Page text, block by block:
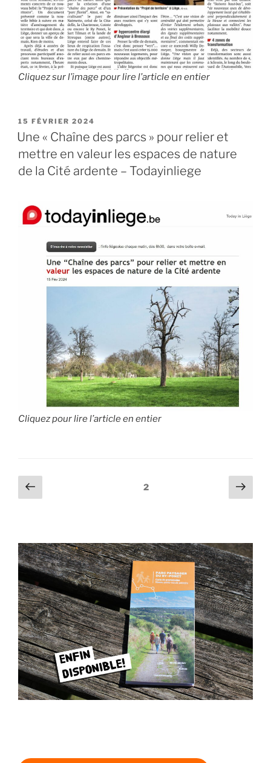
Cliquez sur l’image pour lire l’article en entier
PUBLIÉ
LE
15 FÉVRIER 2024
Une « Chaîne des parcs » pour relier et
mettre en valeur les espaces de nature
de la Cité ardente – Todayinliege
Cliquez pour lire l’article en entier
Pagination
des
Page
précédente
Page2
Page